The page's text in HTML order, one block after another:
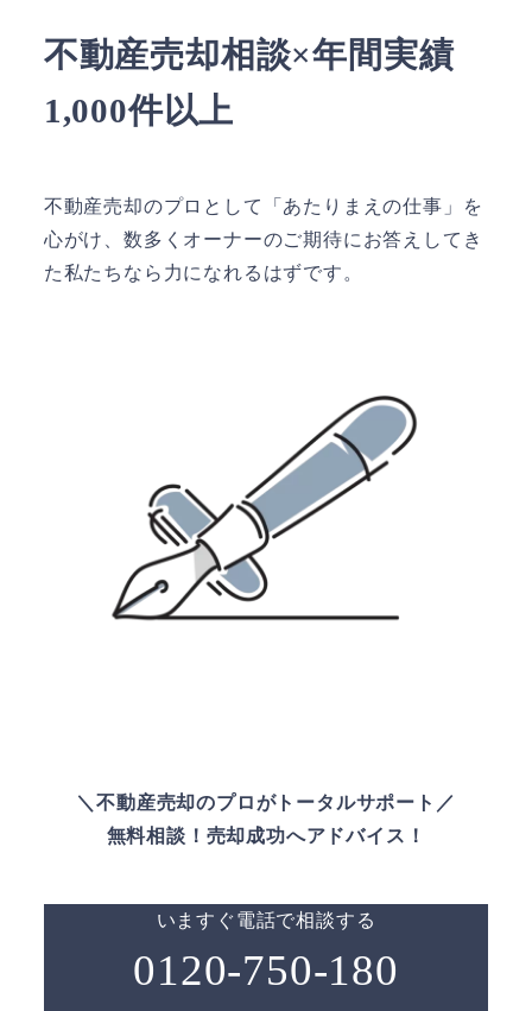
不動産売却相談×年間実績
1,000件以上
不動産売却のプロとして「あたりまえの仕事」を
心がけ、数多くオーナーのご期待にお答えしてき
た私たちなら力になれるはずです。
＼不動産売却のプロがトータルサポート／
無料相談！売却成功へアドバイス！
いますぐ電話で相談する
0120-750-180